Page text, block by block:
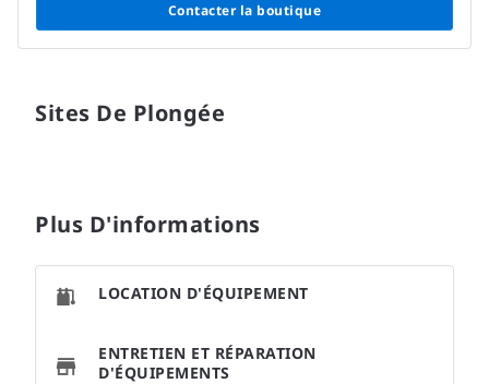
Contacter la boutique
Sites De Plongée
Plus D'informations
LOCATION D'ÉQUIPEMENT
ENTRETIEN ET RÉPARATION
D'ÉQUIPEMENTS